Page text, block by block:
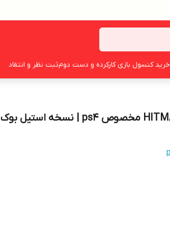
خرید کنسول بازی کارکرده و دست دومثبت نظر و انتقاد
دیسک بازی HITMAN 1 مخصوص ps4 | نسخه استیل بوک